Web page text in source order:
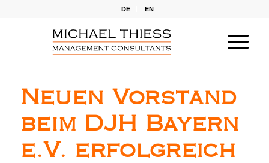
DE EN
Neuen Vorstand
beim DJH Bayern
e.V. erfolgreich